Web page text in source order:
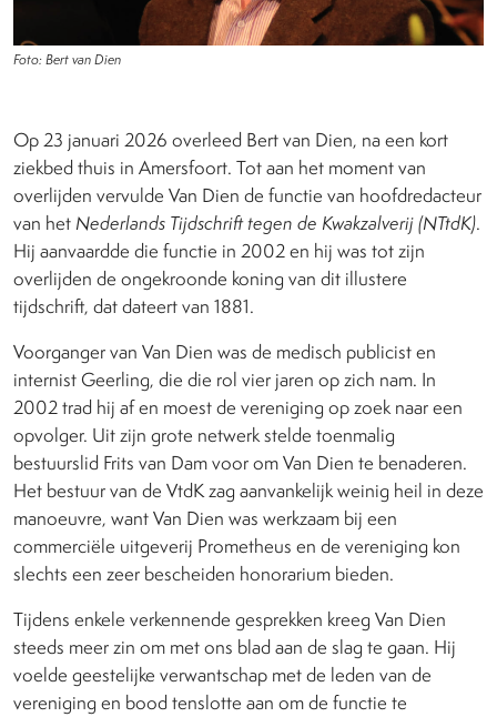
Foto: Bert van Dien
Op 23 januari 2026 overleed Bert van Dien, na een kort
ziekbed thuis in Amersfoort. Tot aan het moment van
overlijden vervulde Van Dien de functie van hoofdredacteur
van het Nederlands Tijdschrift tegen de Kwakzalverij (NTtdK).
Hij aanvaardde die functie in 2002 en hij was tot zijn
overlijden de ongekroonde koning van dit illustere
tijdschrift, dat dateert van 1881.
Voorganger van Van Dien was de medisch publicist en
internist Geerling, die die rol vier jaren op zich nam. In
2002 trad hij af en moest de vereniging op zoek naar een
opvolger. Uit zijn grote netwerk stelde toenmalig
bestuurslid Frits van Dam voor om Van Dien te benaderen.
Het bestuur van de VtdK zag aanvankelijk weinig heil in deze
manoeuvre, want Van Dien was werkzaam bij een
commerciële uitgeverij Prometheus en de vereniging kon
slechts een zeer bescheiden honorarium bieden.
Tijdens enkele verkennende gesprekken kreeg Van Dien
steeds meer zin om met ons blad aan de slag te gaan. Hij
voelde geestelijke verwantschap met de leden van de
vereniging en bood tenslotte aan om de functie te